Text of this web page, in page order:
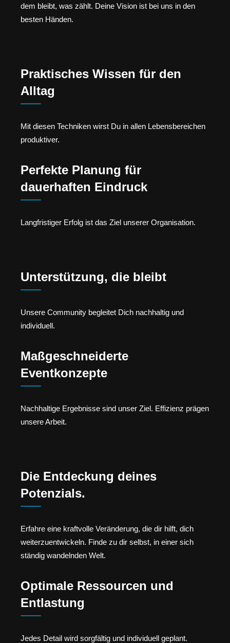
dem bleibt, was zählt. Deine Vision ist bei uns in den
besten Händen.
Praktisches Wissen für den
Alltag
Mit diesen Techniken wirst Du in allen Lebensbereichen
produktiver.
Perfekte Planung für
dauerhaften Eindruck
Langfristiger Erfolg ist das Ziel unserer Organisation.
Unterstützung, die bleibt
Unsere Community begleitet Dich nachhaltig und
individuell.
Maßgeschneiderte
Eventkonzepte
Nachhaltige Ergebnisse sind unser Ziel. Effizienz prägen
unsere Arbeit.
Die Entdeckung deines
Potenzials.
Erfahre eine kraftvolle Veränderung, die dir hilft, dich
weiterzuentwickeln. Finde zu dir selbst, in einer sich
ständig wandelnden Welt.
Optimale Ressourcen und
Entlastung
Jedes Detail wird sorgfältig und individuell geplant.